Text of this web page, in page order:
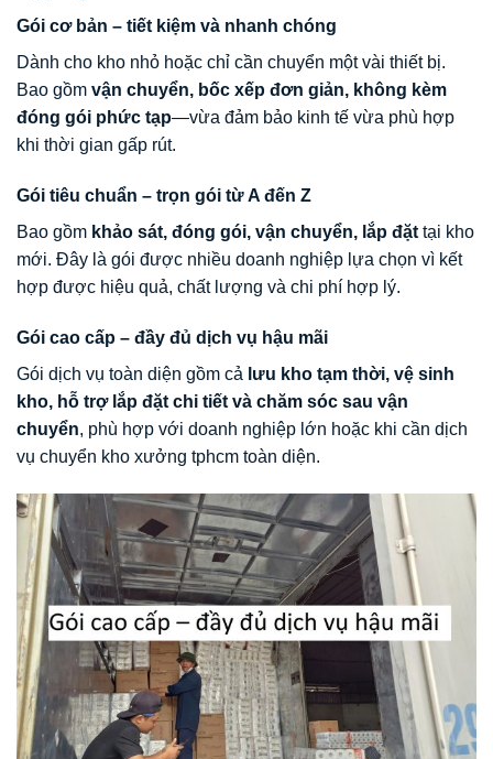
Gói cơ bản – tiết kiệm và nhanh chóng
Dành cho kho nhỏ hoặc chỉ cần chuyển một vài thiết bị.
Bao gồm vận chuyển, bốc xếp đơn giản, không kèm
đóng gói phức tạp—vừa đảm bảo kinh tế vừa phù hợp
khi thời gian gấp rút.
Gói tiêu chuẩn – trọn gói từ A đến Z
Bao gồm khảo sát, đóng gói, vận chuyển, lắp đặt tại kho
mới. Đây là gói được nhiều doanh nghiệp lựa chọn vì kết
hợp được hiệu quả, chất lượng và chi phí hợp lý.
Gói cao cấp – đầy đủ dịch vụ hậu mãi
Gói dịch vụ toàn diện gồm cả lưu kho tạm thời, vệ sinh
kho, hỗ trợ lắp đặt chi tiết và chăm sóc sau vận
chuyển, phù hợp với doanh nghiệp lớn hoặc khi cần dịch
vụ chuyển kho xưởng tphcm toàn diện.